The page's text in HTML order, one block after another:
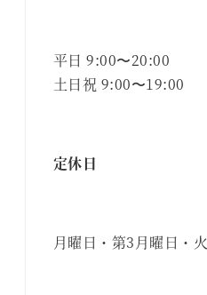
平日 9:00〜20:00
土日祝 9:00〜19:00
定休日
月曜日・第3月曜日・